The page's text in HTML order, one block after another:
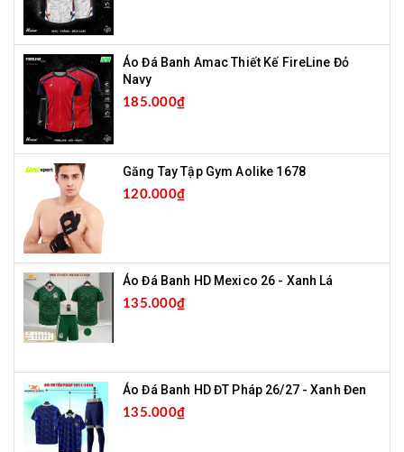
Áo Đá Banh Amac Thiết Kế FireLine Đỏ
Navy
185.000₫
Găng Tay Tập Gym Aolike 1678
120.000₫
Áo Đá Banh HD Mexico 26 - Xanh Lá
135.000₫
Áo Đá Banh HD ĐT Pháp 26/27 - Xanh Đen
135.000₫